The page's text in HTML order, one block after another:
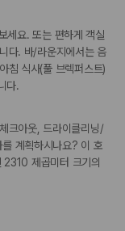
세요. 또는 편하게 객실
다. 바/라운지에서는 음
침 식사(풀 브렉퍼스트)
다.
크아웃, 드라이클리닝/
계획하시나요? 이 호
2310 제곱미터 크기의